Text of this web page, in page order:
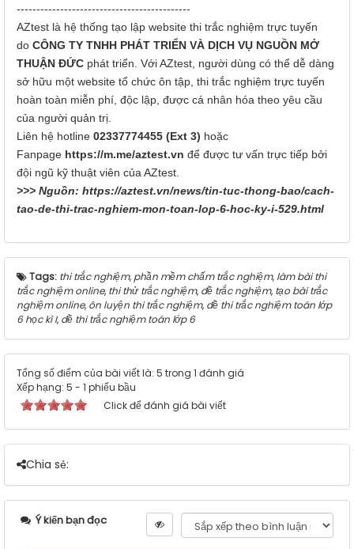
--------------------------------------------
AZtest là hệ thống tạo lập website thi trắc nghiệm trực tuyến
do CÔNG TY TNHH PHÁT TRIỂN VÀ DỊCH VỤ NGUỒN MỞ
THUẬN ĐỨC phát triển. Với AZtest, người dùng có thể dễ dàng
sở hữu một website tổ chức ôn tập, thi trắc nghiệm trực tuyến
hoàn toàn miễn phí, độc lập, được cá nhân hóa theo yêu cầu
của người quản trị.
Liên hệ hotline 02337774455 (Ext 3) hoặc
Fanpage https://m.me/aztest.vn để được tư vấn trực tiếp bởi
đội ngũ kỹ thuật viên của AZtest.
>>> Nguồn: https://aztest.vn/news/tin-tuc-thong-bao/cach-
tao-de-thi-trac-nghiem-mon-toan-lop-6-hoc-ky-i-529.html
Tags: thi trắc nghiệm, phần mềm chấm trắc nghiệm, làm bài thi
trắc nghiệm online, thi thử trắc nghiệm, đề trắc nghiệm, tạo bài trắc
nghiệm online, ôn luyện thi trắc nghiệm, đề thi trắc nghiệm toán lớp
6 học kì I, đề thi trắc nghiệm toán lớp 6
Tổng số điểm của bài viết là: 5 trong 1 đánh giá
Xếp hạng: 5 - 1 phiếu bầu
Click để đánh giá bài viết
Chia sẻ:
Ý kiến bạn đọc